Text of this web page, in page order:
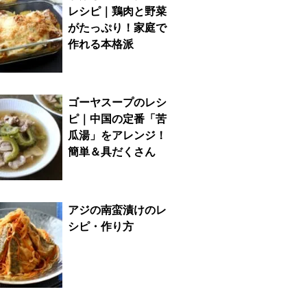
レシピ｜鶏肉と野菜
がたっぷり！家庭で
作れる本格派
ゴーヤスープのレシ
ピ｜中国の定番「苦
瓜湯」をアレンジ！
簡単＆具だくさん
アジの南蛮漬けのレ
シピ・作り方